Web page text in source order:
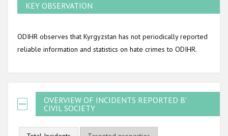
KEY OBSERVATION
ODIHR observes that Kyrgyzstan has not periodically reported
reliable information and statistics on hate crimes to ODIHR.
OVERVIEW OF INCIDENTS REPORTED BY
CIVIL SOCIETY